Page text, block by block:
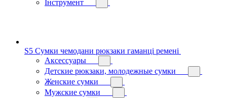
Інструмент
S5 Сумки чемодани рюкзаки гаманці ремені
Аксессуары
Детские рюкзаки, молодежные сумки
Женские сумки
Мужские сумки